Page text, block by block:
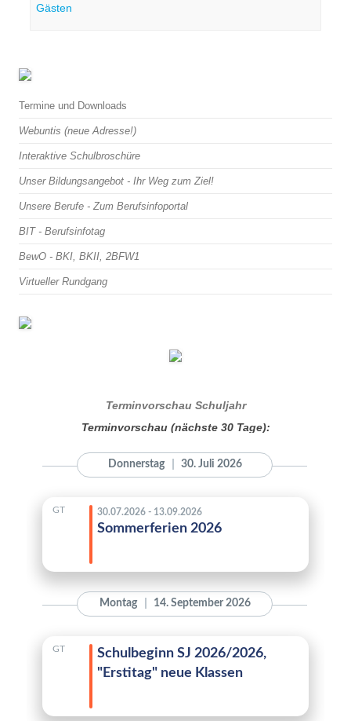
Gästen
Termine und Downloads
Webuntis (neue Adresse!)
Interaktive Schulbroschüre
Unser Bildungsangebot - Ihr Weg zum Ziel!
Unsere Berufe - Zum Berufsinfoportal
BIT - Berufsinfotag
BewO - BKI, BKII, 2BFW1
Virtueller Rundgang
Terminvorschau Schuljahr
Terminvorschau (nächste 30 Tage):